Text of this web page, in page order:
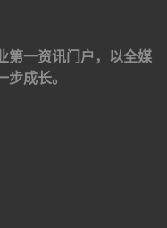
第一资讯门户，以全媒
成长。